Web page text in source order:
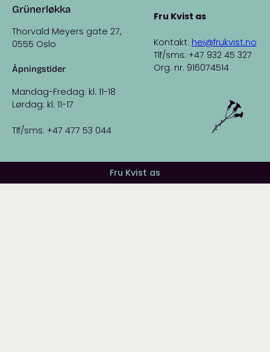
Grünerløkka
Thorvald Meyers gate 27,
0555 Oslo
Åpningstider
Mandag-Fredag: kl. 11-18
Lørdag: kl. 11-17
Tlf/sms: +47 477 53 044
Fru Kvist as
Kontakt: hei@frukvist.no
Tlf/sms: +47 932 45 327
Org. nr. 916074514
Fru Kvist as